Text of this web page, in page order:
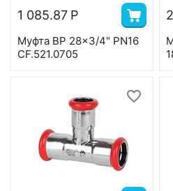
1 085.87 Р
Муфта ВР 28x3/4" PN16
CF.521.0705